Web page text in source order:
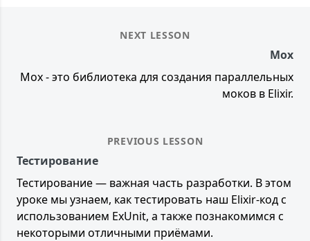
PREVIOUS LESSON
Тестирование
Тестирование — важная часть разработки. В этом
уроке мы узнаем, как тестировать наш Elixir-код с
использованием ExUnit, а также познакомимся с
некоторыми отличными приёмами.
NEXT LESSON
Mox
Mox - это библиотека для создания параллельных
моков в Elixir.